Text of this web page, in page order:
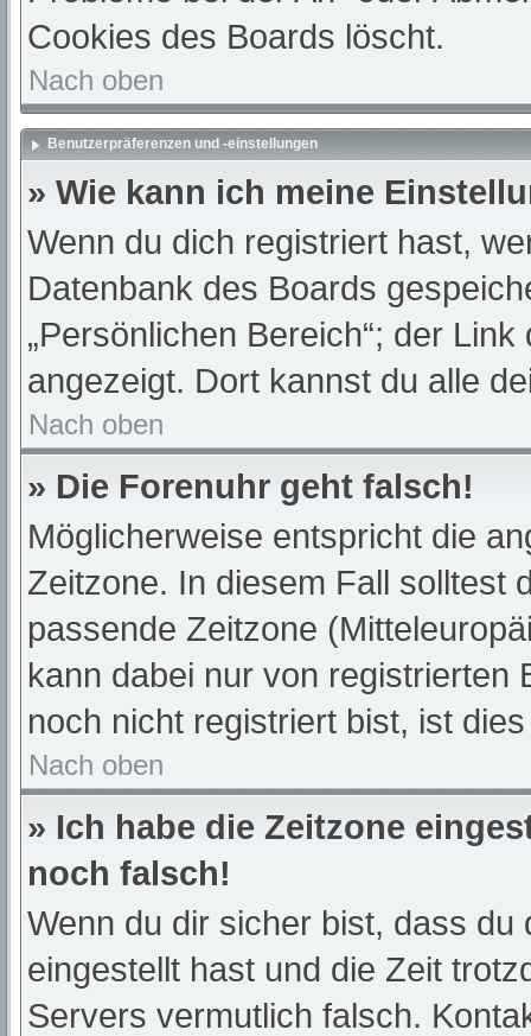
Cookies des Boards löscht.
Nach oben
Benutzerpräferenzen und -einstellungen
» Wie kann ich meine
Wenn du dich registriert hast,
Datenbank des Boards
„Persönlichen Bereich“; der
angezeigt. Dort kannst du alle
Nach oben
» Die Forenuhr geht falsch!
Möglicherweise entspricht die
Zeitzone. In diesem Fall solltest
passende Zeitzone
kann dabei nur von registrierten
noch nicht registriert bist, ist
Nach oben
» Ich habe die Zeitzone
noch falsch!
Wenn du dir sicher bist, dass
eingestellt hast und die Zeit
Servers vermutlich falsch.